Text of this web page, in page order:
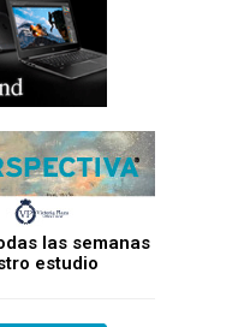
las semanas
estudio